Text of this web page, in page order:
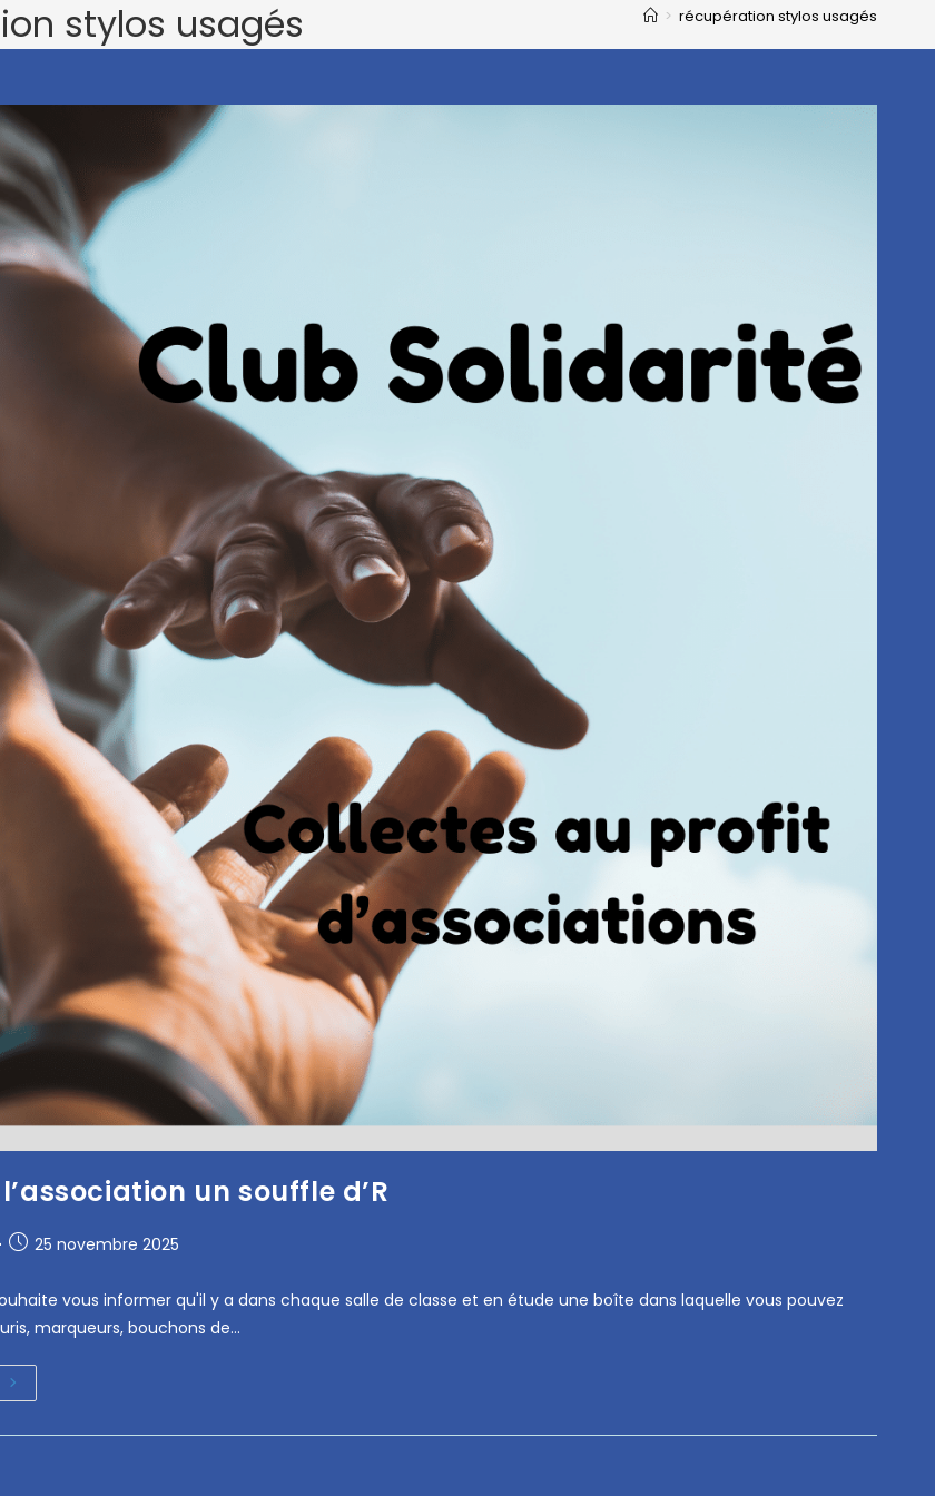
stylos usagés > récupération stylos usagés
un souffle d’R
25 novembre 2025
vous informer qu'il y a dans chaque salle de classe et en étude une boîte dans laquelle vous pouvez
marqueurs, bouchons de…